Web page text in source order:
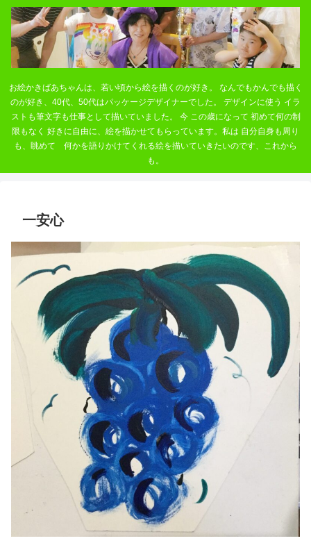
お絵かきばあちゃんは、若い頃から絵を描くのが好き。 なんでもかんでも描く
のが好き、40代、50代はパッケージデザイナーでした。 デザインに使う イラ
ストも筆文字も仕事として描いていました。 今 この歳になって 初めて何の制
限もなく 好きに自由に、絵を描かせてもらっています。私は 自分自身も周り
も、眺めて 何かを語りかけてくれる絵を描いていきたいのです、これから
も。
一安心